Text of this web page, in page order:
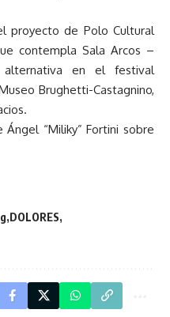
proyecto de Polo Cultural
contempla Sala Arcos –
en el festival
Brughetti-Castagnino,
“Miliky” Fortini sobre
DOLORES